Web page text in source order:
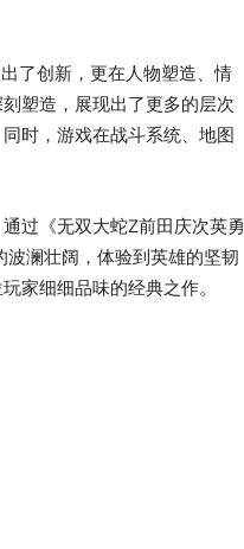
了创新，更在人物塑造、情
塑造，展现出了更多的层次
时，游戏在战斗系统、地图
过《无双大蛇Z前田庆次英勇
澜壮阔，体验到英雄的坚韧
家细细品味的经典之作。